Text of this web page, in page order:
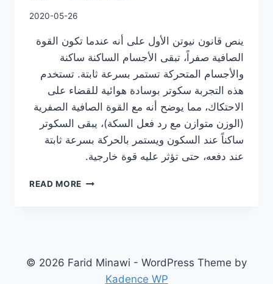
2020-05-26
ينص قانون نيوتن الأول على أنه عندما تكون القوة
الصافية صفراً، تبقى الأجسام الساكنة ساكنة
والأجسام المتحركة تستمر بسرعة ثابتة. تستخدم
هذه التجربة سكوتر بوسادة هوائية للقضاء على
الاحتكاك، مما يوضح أنه مع القوة الصافية الصفرية
(الوزن متوازن مع رد فعل السكة)، يبقى السكوتر
ساكناً عند السكون ويستمر بالحركة بسرعة ثابتة
عند دفعه، حتى تؤثر عليه قوة خارجية.
READ MORE قانون
© 2026 Farid Minawi - WordPress Theme by
Kadence WP